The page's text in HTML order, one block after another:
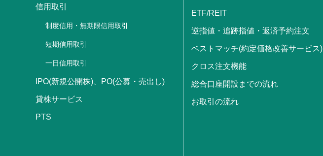
信用取引
制度信用・無期限信用取引
短期信用取引
一日信用取引
IPO(新規公開株)、PO(公募・売出し)
貸株サービス
PTS
ETF/REIT
逆指値・追跡指値・返済予約注文
ベストマッチ(約定価格改善サービス)
クロス注文機能
総合口座開設までの流れ
お取引の流れ